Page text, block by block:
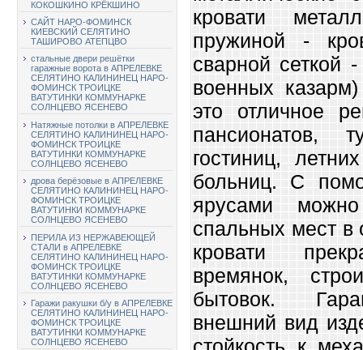
КОКОШКИНО КРЁКШИНО
САЙТ НАРО-ФОМИНСК
КИЕВСКИЙ СЕЛЯТИНО
ТАШИРОВО АТЕПЦВО
стальные двери решётки
гаражные ворота в АПРЕЛЕВКЕ
СЕЛЯТИНО КАЛИНИНЕЦ НАРО-
ФОМИНСК ТРОИЦКЕ
ВАТУТИНКИ КОММУНАРКЕ
СОЛНЦЕВО ЯСЕНЕВО
Натяжные потолки в АПРЕЛЕВКЕ
СЕЛЯТИНО КАЛИНИНЕЦ НАРО-
ФОМИНСК ТРОИЦКЕ
ВАТУТИНКИ КОММУНАРКЕ
СОЛНЦЕВО ЯСЕНЕВО
дрова берёзовые в АПРЕЛЕВКЕ
СЕЛЯТИНО КАЛИНИНЕЦ НАРО-
ФОМИНСК ТРОИЦКЕ
ВАТУТИНКИ КОММУНАРКЕ
СОЛНЦЕВО ЯСЕНЕВО
ПЕРИЛА ИЗ НЕРЖАВЕЮЩЕЙ
СТАЛИ в АПРЕЛЕВКЕ
СЕЛЯТИНО КАЛИНИНЕЦ НАРО-
ФОМИНСК ТРОИЦКЕ
ВАТУТИНКИ КОММУНАРКЕ
СОЛНЦЕВО ЯСЕНЕВО
Гаражи ракушки б/у в АПРЕЛЕВКЕ
СЕЛЯТИНО КАЛИНИНЕЦ НАРО-
ФОМИНСК ТРОИЦКЕ
ВАТУТИНКИ КОММУНАРКЕ
СОЛНЦЕВО ЯСЕНЕВО
кровати
пружиной -
сварной сеткой
военных
это отличное
пансионатов,
гостиниц,
больниц. С
ярусами
спальных мест
кровати
времянок,
бытовок.
внешний вид